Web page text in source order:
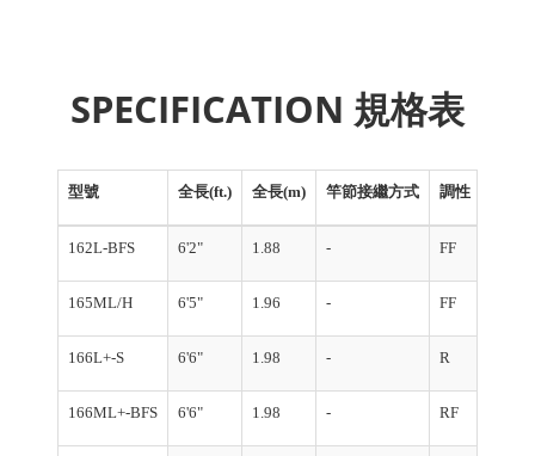
SPECIFICATION 規格表
型號 全長(ft.) 全長(m) 竿節接繼方式 調性
162L-BFS 6'2" 1.88 - FF
165ML/H 6'5" 1.96 - FF
166L+-S 6'6" 1.98 - R
166ML+-BFS 6'6" 1.98 - RF